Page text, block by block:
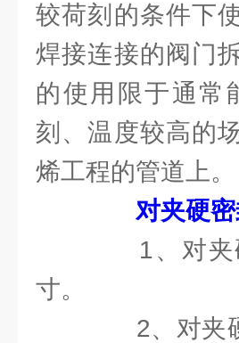
较荷刻的条件下
焊接连接的阀门
的使用限于通常
刻、温度较高的
烯工程的管道上。
对夹硬
1、对夹硬
寸。
2、对夹硬